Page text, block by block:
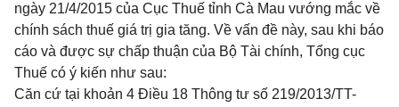
ngày 21/4/2015 của Cục Thuế tỉnh Cà Mau vướng mắc về
chính sách thuế giá trị gia tăng. Về vấn đề này, sau khi báo
cáo và được sự chấp thuận của Bộ Tài chính, Tổng cục
Thuế có ý kiến như sau:
Căn cứ tại khoản 4 Điều 18 Thông tư số 219/2013/TT-